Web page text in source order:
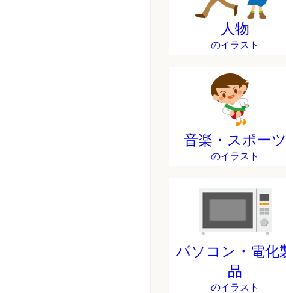
人物
のイラスト
音楽・スポーツ
のイラスト
パソコン・電化
品
のイラスト